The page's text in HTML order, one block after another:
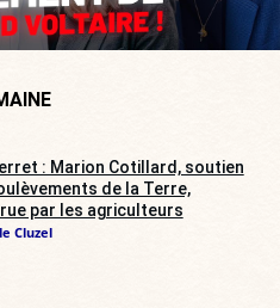
: Marion Cotillard, soutien
de la Terre,
par les agriculteurs
Cluzel